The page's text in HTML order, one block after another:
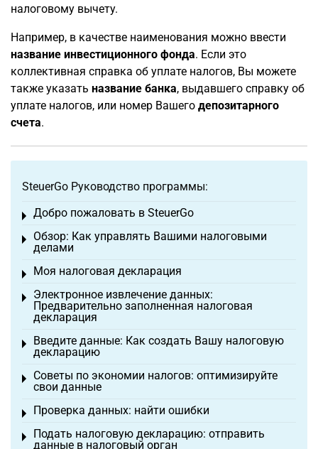
налоговому вычету.
Например, в качестве наименования можно ввести
название инвестиционного фонда. Если это
коллективная справка об уплате налогов, Вы можете
также указать название банка, выдавшего справку об
уплате налогов, или номер Вашего депозитарного
счета.
SteuerGo Руководство программы:
Добро пожаловать в SteuerGo
Toggle menu
Обзор: Как управлять Вашими налоговыми
делами
Toggle menu
Моя налоговая декларация
Toggle menu
Электронное извлечение данных:
Предварительно заполненная налоговая
декларация
Toggle menu
Введите данные: Как создать Вашу налоговую
декларацию
Toggle menu
Советы по экономии налогов: оптимизируйте
свои данные
Toggle menu
Проверка данных: найти ошибки
Toggle menu
Подать налоговую декларацию: отправить
данные в налоговый орган
Toggle menu